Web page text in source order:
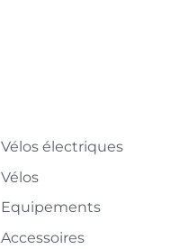
Vélos électriques
Vélos
Equipements
Accessoires